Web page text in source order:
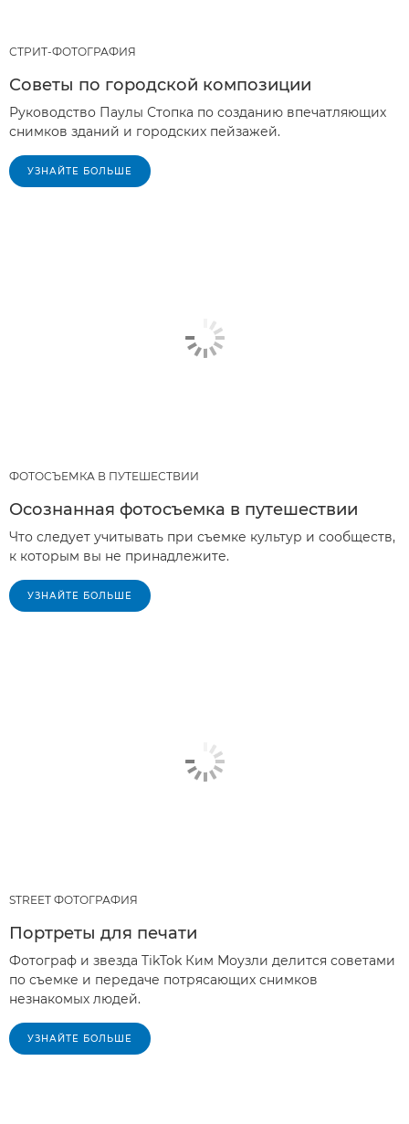
СТРИТ-ФОТОГРАФИЯ
Советы по городской композиции
Руководство Паулы Стопка по созданию впечатляющих
снимков зданий и городских пейзажей.
УЗНАЙТЕ БОЛЬШЕ
ФОТОСЪЕМКА В ПУТЕШЕСТВИИ
Осознанная фотосъемка в путешествии
Что следует учитывать при съемке культур и сообществ,
к которым вы не принадлежите.
УЗНАЙТЕ БОЛЬШЕ
STREET ФОТОГРАФИЯ
Портреты для печати
Фотограф и звезда TikTok Ким Моузли делится советами
по съемке и передаче потрясающих снимков
незнакомых людей.
УЗНАЙТЕ БОЛЬШЕ